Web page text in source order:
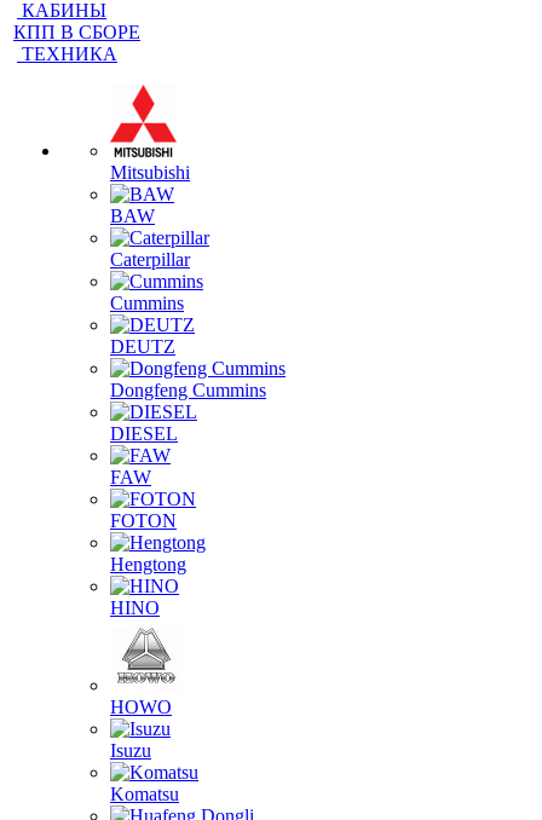
КАБИНЫ
КПП В СБОРЕ
ТЕХНИКА
Mitsubishi
BAW
Caterpillar
Cummins
DEUTZ
Dongfeng Cummins
DIESEL
FAW
FOTON
Hengtong
HINO
HOWO
Isuzu
Komatsu